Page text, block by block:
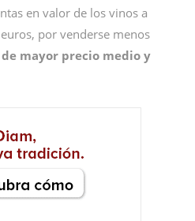
en valor de los vinos a
por venderse menos
mayor precio medio y